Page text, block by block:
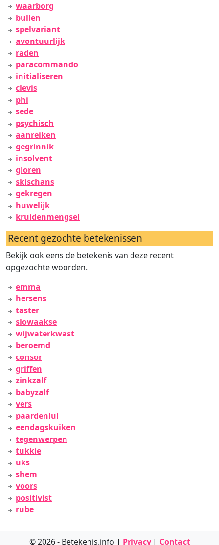
waarborg
bullen
spelvariant
avontuurlijk
raden
paracommando
initialiseren
clevis
phi
sede
psychisch
aanreiken
gegrinnik
insolvent
gloren
skischans
gekregen
huwelijk
kruidenmengsel
Recent gezochte betekenissen
Bekijk ook eens de betekenis van deze recent
opgezochte woorden.
emma
hersens
taster
slowaakse
wijwaterkwast
beroemd
consor
griffen
zinkzalf
babyzalf
vers
paardenlul
eendagskuiken
tegenwerpen
tukkie
uks
shem
voors
positivist
rube
© 2026 - Betekenis.info | Privacy| Contact